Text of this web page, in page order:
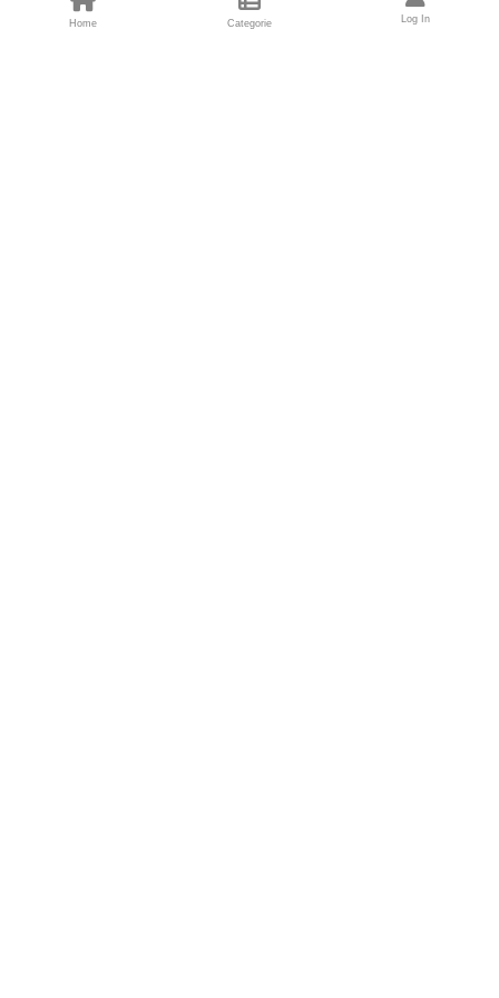
Home Categorie Log In